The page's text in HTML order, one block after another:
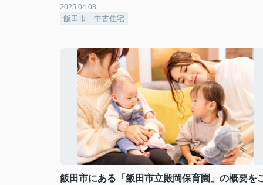
2025.04.08
飯田市 中古住宅
飯田市にある「飯田市立殿岡保育園」の概要を